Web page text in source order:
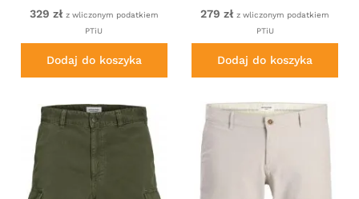
329 zł z wliczonym podatkiem
PTiU
Dodaj do koszyka
279 zł z wliczonym podatkiem
PTiU
Dodaj do koszyka